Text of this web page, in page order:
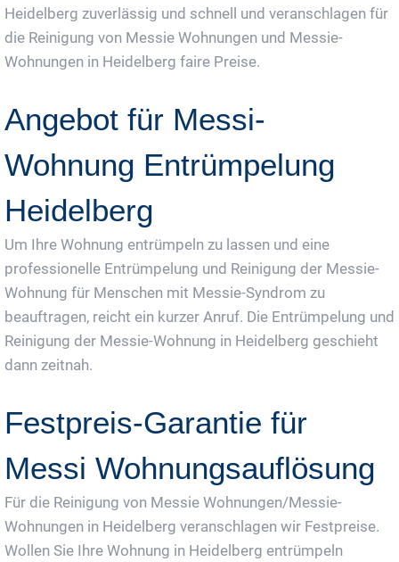
Heidelberg zuverlässig und schnell und veranschlagen für
die Reinigung von Messie Wohnungen und Messie-
Wohnungen in Heidelberg faire Preise.
Angebot für Messi-
Wohnung Entrümpelung
Heidelberg
Um Ihre Wohnung entrümpeln zu lassen und eine
professionelle Entrümpelung und Reinigung der Messie-
Wohnung für Menschen mit Messie-Syndrom zu
beauftragen, reicht ein kurzer Anruf. Die Entrümpelung und
Reinigung der Messie-Wohnung in Heidelberg geschieht
dann zeitnah.
Festpreis-Garantie für
Messi Wohnungsauflösung
Für die Reinigung von Messie Wohnungen/Messie-
Wohnungen in Heidelberg veranschlagen wir Festpreise.
Wollen Sie Ihre Wohnung in Heidelberg entrümpeln